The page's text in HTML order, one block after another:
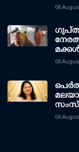
06
ഗുപ്ത
06
06